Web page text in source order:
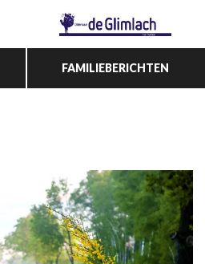
FAMILIEBERICHTEN